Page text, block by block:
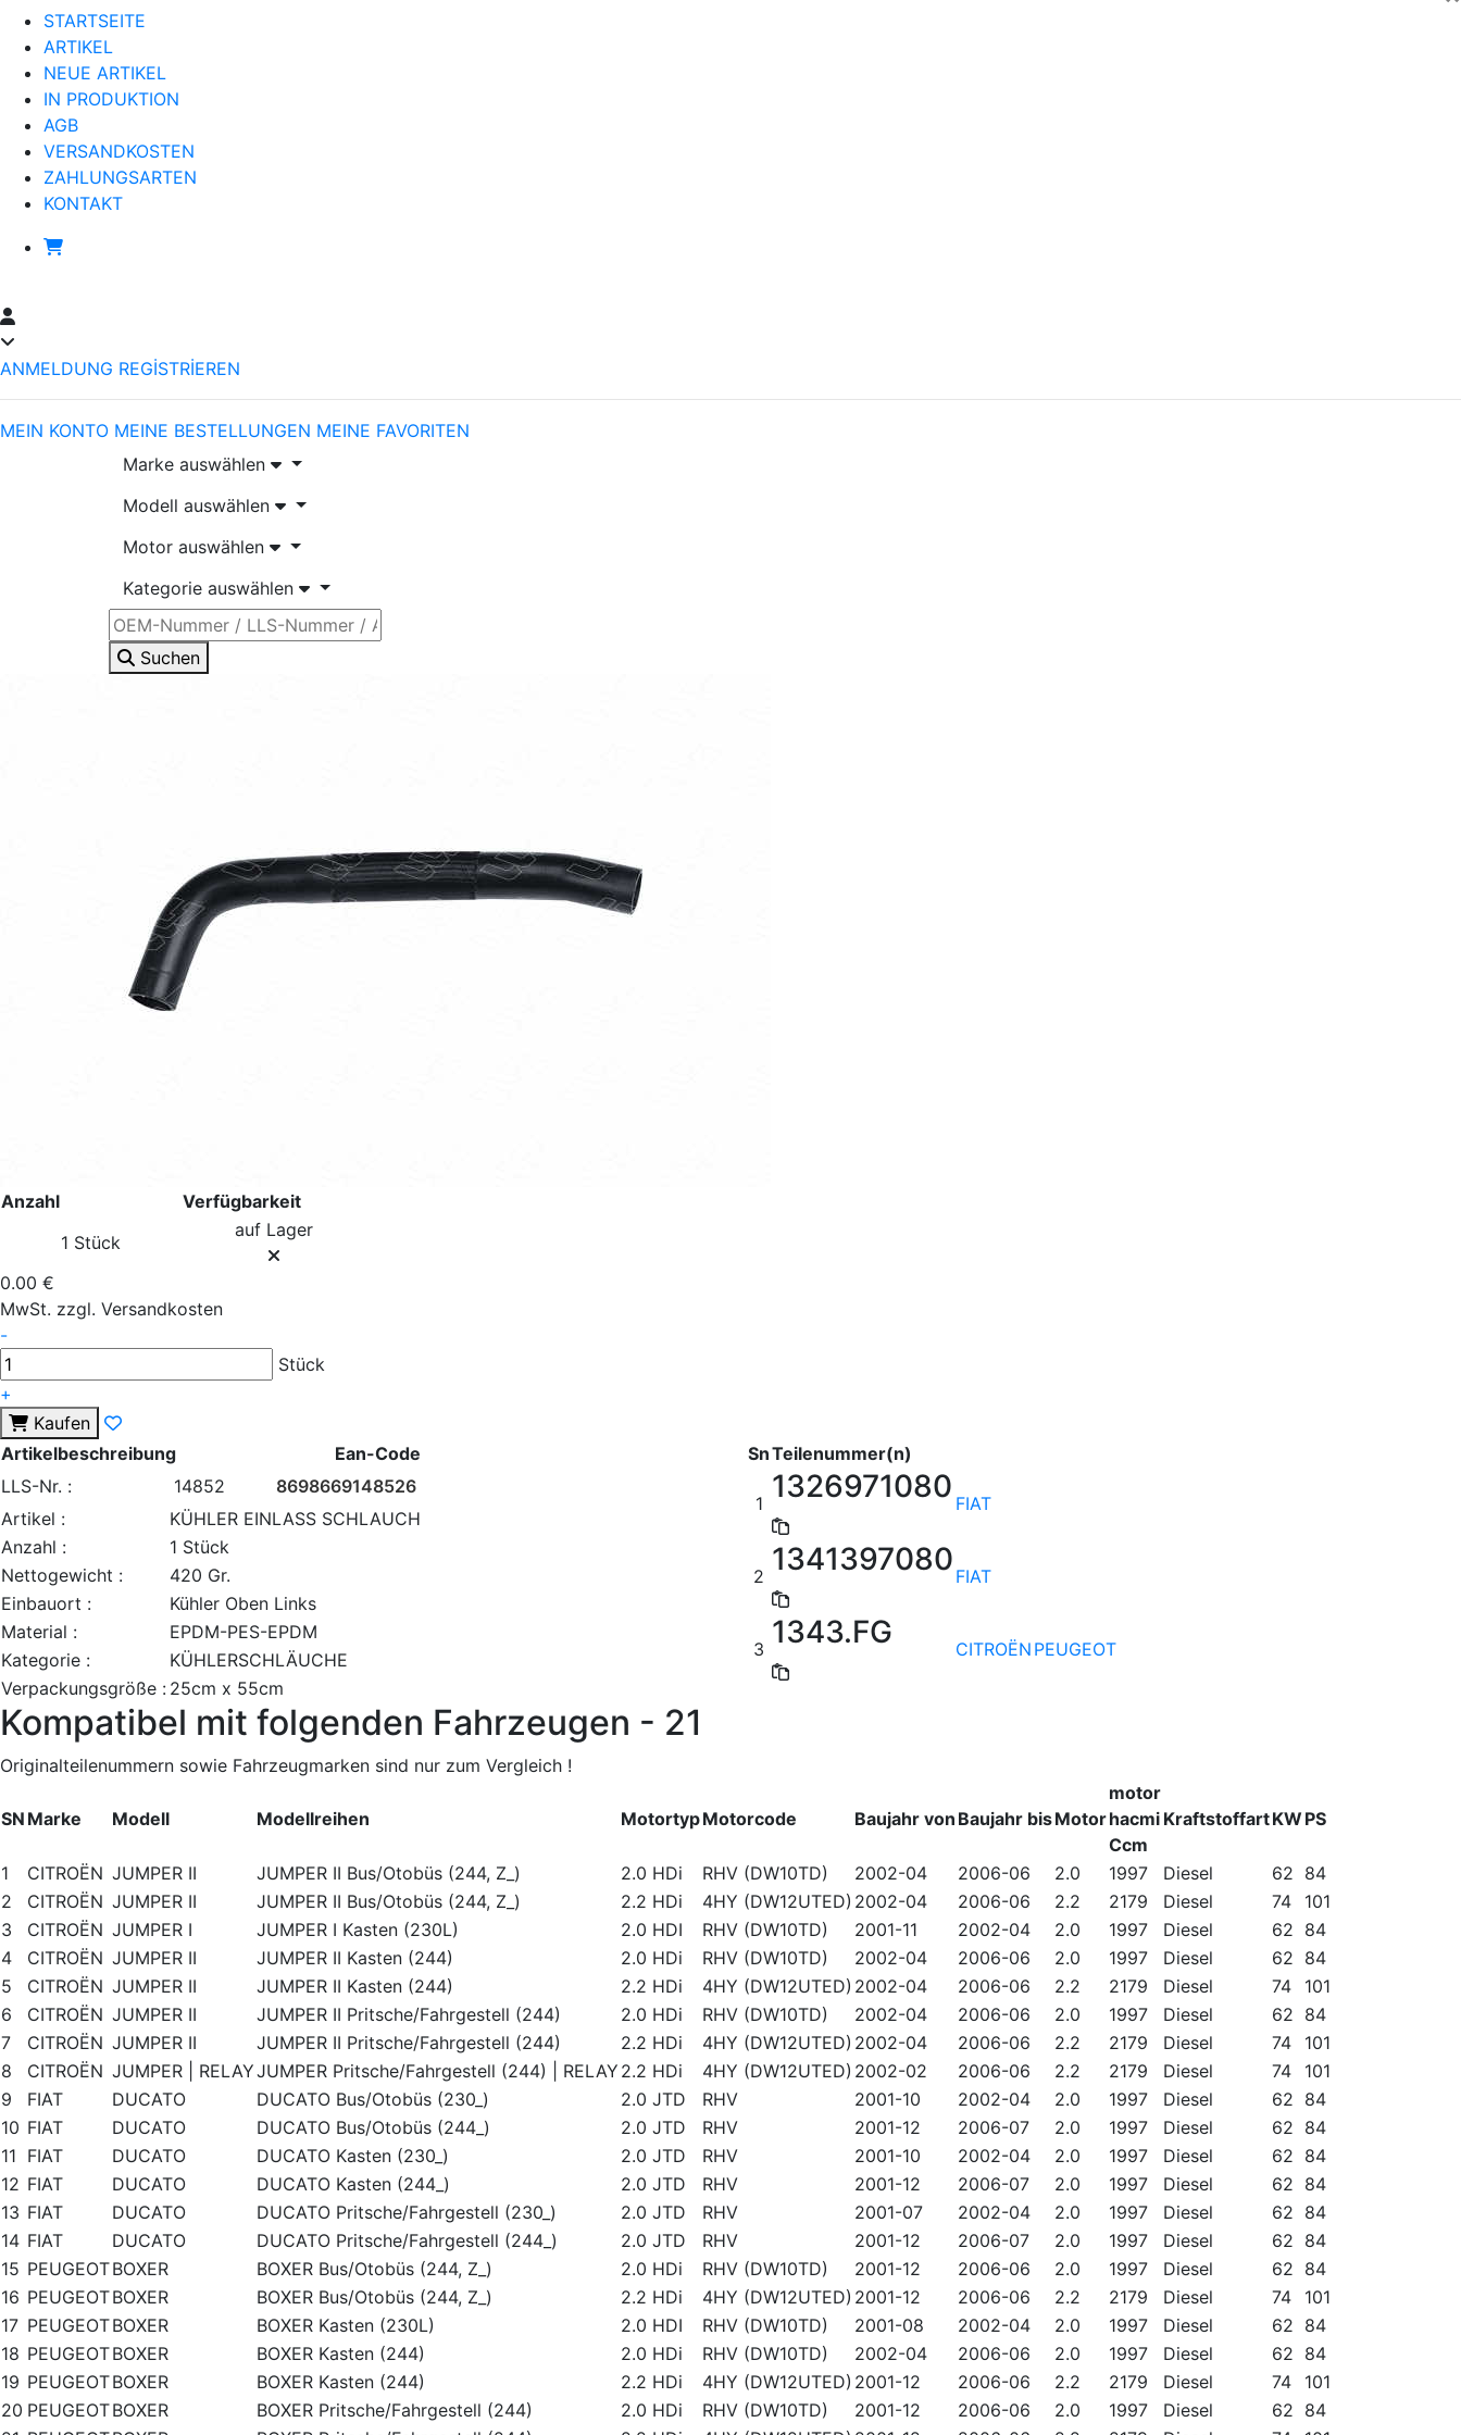
STARTSEITE
ARTIKEL
NEUE ARTIKEL
IN PRODUKTION
AGB
VERSANDKOSTEN
ZAHLUNGSARTEN
KONTAKT
ANMELDUNG REGİSTRİEREN
MEIN KONTO MEINE BESTELLUNGEN MEINE FAVORITEN
Marke auswählen
Modell auswählen
Motor auswählen
Kategorie auswählen
Suchen
Anzahl
Verfügbarkeit
1 Stück
auf Lager
0.00 €
MwSt. zzgl. Versandkosten
-
Stück
+
Kaufen
Artikelbeschreibung
Ean-Code
LLS-Nr. :
14852
8698669148526
Artikel :
KÜHLER EINLASS SCHLAUCH
Anzahl :
1 Stück
Nettogewicht :
420 Gr.
Einbauort :
Kühler Oben Links
Material :
EPDM-PES-EPDM
Kategorie :
KÜHLERSCHLÄUCHE
Verpackungsgröße : 25cm x 55cm
SnTeilenummer(n)
1 1326971080 FIAT
2 1341397080 FIAT
3 1343.FG CITROËN PEUGEOT
Kompatibel mit folgenden Fahrzeugen - 21
Originalteilenummern sowie Fahrzeugmarken sind nur zum Vergleich !
SN Marke Modell Modellreihen MotortypMotorcode Baujahr von Baujahr bisMotor
motor
hacmi
Ccm
KraftstoffartKW PS
1 CITROËN JUMPER II JUMPER II Bus/Otobüs (244, Z_) 2.0 HDi RHV (DW10TD) 2002-04 2006-06 2.0 1997 Diesel 62 84
2
CITROËN JUMPER II JUMPER II Bus/Otobüs (244, Z_) 2.2 HDi 4HY (DW12UTED) 2002-04 2006-06 2.2 2179 Diesel 74
101
3
CITROËN JUMPER I JUMPER I Kasten (230L) 2.0 HDI RHV (DW10TD) 2001-11 2002-04 2.0 1997 Diesel 62 84
4
CITROËN JUMPER II JUMPER II Kasten (244) 2.0 HDi RHV (DW10TD) 2002-04 2006-06 2.0 1997 Diesel 62 84
5
CITROËN JUMPER II JUMPER II Kasten (244) 2.2 HDi 4HY (DW12UTED) 2002-04 2006-06 2.2 2179 Diesel 74
101
6
CITROËN JUMPER II JUMPER II Pritsche/Fahrgestell (244) 2.0 HDi RHV (DW10TD) 2002-04 2006-06 2.0 1997 Diesel 62 84
7
CITROËN JUMPER II JUMPER II Pritsche/Fahrgestell (244) 2.2 HDi 4HY (DW12UTED) 2002-04 2006-06 2.2 2179 Diesel 74
101
8
CITROËN JUMPER | RELAYJUMPER Pritsche/Fahrgestell (244) | RELAY 2.2 HDi 4HY (DW12UTED) 2002-02 2006-06 2.2 2179 Diesel 74
101
9
FIAT DUCATO DUCATO Bus/Otobüs (230_) 2.0 JTD RHV 2001-10 2002-04 2.0 1997 Diesel 62 84
10 FIAT DUCATO DUCATO Bus/Otobüs (244_) 2.0 JTD RHV 2001-12 2006-07 2.0 1997 Diesel 62 84
11 FIAT DUCATO DUCATO Kasten (230_) 2.0 JTD RHV 2001-10 2002-04 2.0 1997 Diesel 62 84
12 FIAT DUCATO DUCATO Kasten (244_) 2.0 JTD RHV 2001-12 2006-07 2.0 1997 Diesel 62 84
13 FIAT DUCATO DUCATO Pritsche/Fahrgestell (230_) 2.0 JTD RHV 2001-07 2002-04 2.0 1997 Diesel 62 84
14 FIAT DUCATO DUCATO Pritsche/Fahrgestell (244_) 2.0 JTD RHV 2001-12 2006-07 2.0 1997 Diesel 62 84
15 PEUGEOTBOXER BOXER Bus/Otobüs (244, Z_) 2.0 HDi RHV (DW10TD) 2001-12 2006-06 2.0 1997 Diesel 62 84
16 PEUGEOTBOXER BOXER Bus/Otobüs (244, Z_) 2.2 HDi 4HY (DW12UTED) 2001-12 2006-06 2.2 2179 Diesel 74
101
17 PEUGEOTBOXER BOXER Kasten (230L) 2.0 HDI RHV (DW10TD) 2001-08 2002-04 2.0 1997 Diesel 62 84
18 PEUGEOTBOXER BOXER Kasten (244) 2.0 HDi RHV (DW10TD) 2002-04 2006-06 2.0 1997 Diesel 62 84
19 PEUGEOTBOXER BOXER Kasten (244) 2.2 HDi 4HY (DW12UTED) 2001-12 2006-06 2.2 2179 Diesel 74
101
20 PEUGEOTBOXER BOXER Pritsche/Fahrgestell (244) 2.0 HDi RHV (DW10TD) 2001-12 2006-06 2.0 1997 Diesel 62 84